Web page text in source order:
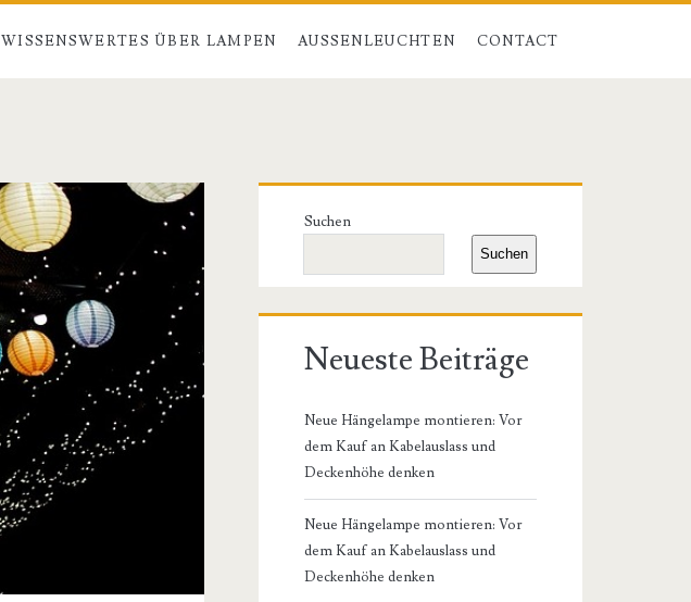
WISSENSWERTES ÜBER LAMPEN AUSSENLEUCHTEN CONTACT
Primäre
Seitenleiste
Suchen
Suchen
Neueste Beiträge
Neue Hängelampe montieren: Vor
dem Kauf an Kabelauslass und
Deckenhöhe denken
Neue Hängelampe montieren: Vor
dem Kauf an Kabelauslass und
Deckenhöhe denken